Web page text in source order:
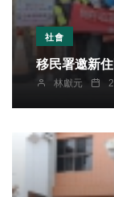
社會
林獻元